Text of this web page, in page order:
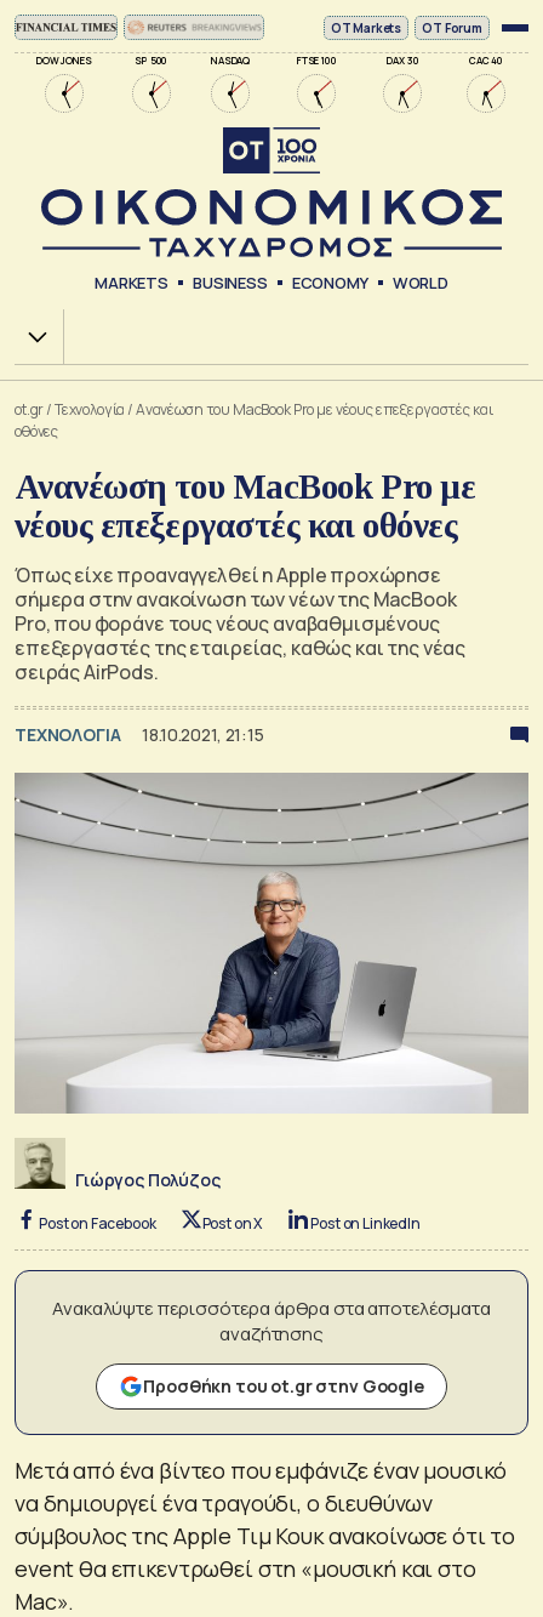
DOW JONES SP 500 NASDAQ FTSE 100 DAX 30 CAC 40
ΟΤ Markets OT Forum
MARKETS BUSINESS ECONOMY WORLD
Χ.Α.
ot.gr/Τεχνολογία /Ανανέωση του MacBook Pro με νέους επεξεργαστές και
οθόνες
Ανανέωση του MacBook Pro με
νέους επεξεργαστές και οθόνες
Όπως είχε προαναγγελθεί η Apple προχώρησε
σήμερα στην ανακοίνωση των νέων της MacBook
Pro, που φοράνε τους νέους αναβαθμισμένους
επεξεργαστές της εταιρείας, καθώς και της νέας
σειράς AirPods.
ΤΕΧΝΟΛΟΓΙΑ 18.10.2021, 21:15
Γιώργος Πολύζος
Post on Facebook Post on X Post on LinkedIn
Ανακαλύψτε περισσότερα άρθρα στα αποτελέσματα
αναζήτησης
Προσθήκη του ot.gr στην Google
Μετά από ένα βίντεο που εμφάνιζε έναν μουσικό
να δημιουργεί ένα τραγούδι, ο διευθύνων
σύμβουλος της Apple Τιμ Κουκ ανακοίνωσε ότι το
event θα επικεντρωθεί στη «μουσική και στο
Mac».